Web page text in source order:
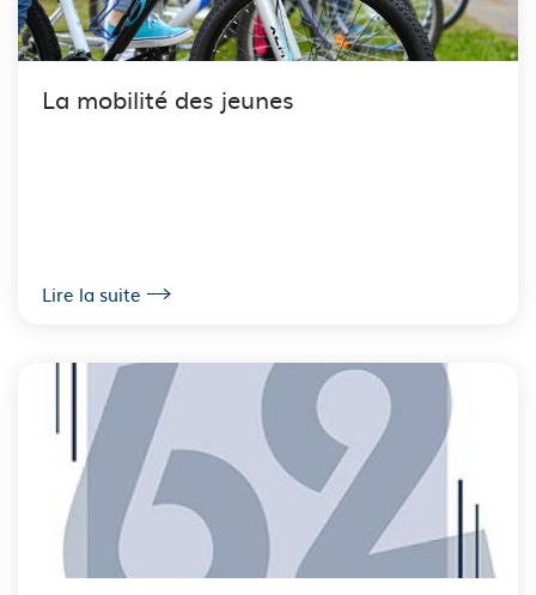
La mobilité des jeunes
Lire la suite